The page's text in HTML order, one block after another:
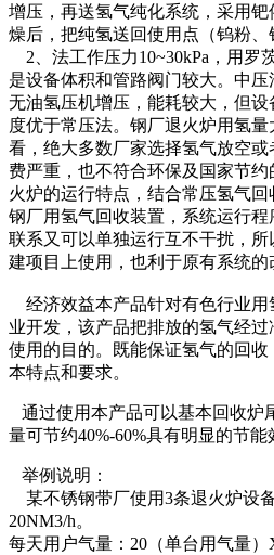
增压，再送氢气纯化系统，采用
燥后，把纯氢送回使用点（钨粉、
2、法工作压力10~30kPa，用罗
是设备体积和管路阀门较大。中压
无油氢压机增压，能耗较大，但
度优于常压法。钢厂退火炉用氢
看，绝大多数厂家选择氢气放空
费严重，也不符合环保及国家节
火炉的运行特点，结合常压氢气
钢厂用氢气回收装置，系统运行
联系又可以单独运行互不干扰，
建项目上使用，也利于原有系统的
经济效益本产品针对有色行业用
业开发，该产品把排放的氢气经
使用的目的。既能保证氢气的回
本特点和要求。
通过使用本产品可以基本回收炉
量可节约40%-60%具有明显的节能
举例说明：
某不锈钢带厂使用3条退火炉设
20NM3/h。
每天用户气量：20（单台用气量